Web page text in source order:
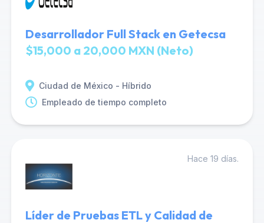
Desarrollador Full Stack en Getecsa
$15,000 a 20,000 MXN (Neto)
Ciudad de México - Híbrido
Empleado de tiempo completo
Hace 19 días.
Líder de Pruebas ETL y Calidad de